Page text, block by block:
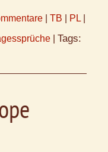
TB PL
Tags: